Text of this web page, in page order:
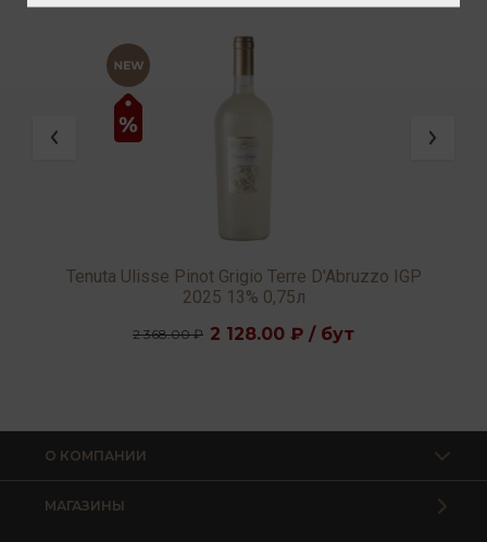
Tenuta Ulisse Pinot Grigio Terre D'Abruzzo IGP
2025 13% 0,75л
2 368.00 ₽ 2 128.00 ₽ / бут
О КОМПАНИИ
МАГАЗИНЫ